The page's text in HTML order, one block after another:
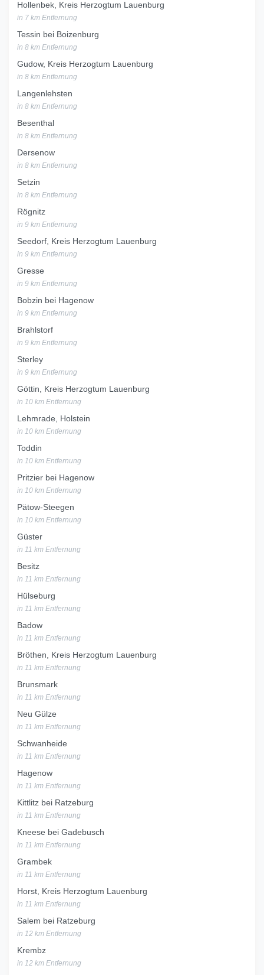
Hollenbek, Kreis Herzogtum Lauenburg
in 7 km Entfernung
Tessin bei Boizenburg
in 8 km Entfernung
Gudow, Kreis Herzogtum Lauenburg
in 8 km Entfernung
Langenlehsten
in 8 km Entfernung
Besenthal
in 8 km Entfernung
Dersenow
in 8 km Entfernung
Setzin
in 8 km Entfernung
Rögnitz
in 9 km Entfernung
Seedorf, Kreis Herzogtum Lauenburg
in 9 km Entfernung
Gresse
in 9 km Entfernung
Bobzin bei Hagenow
in 9 km Entfernung
Brahlstorf
in 9 km Entfernung
Sterley
in 9 km Entfernung
Göttin, Kreis Herzogtum Lauenburg
in 10 km Entfernung
Lehmrade, Holstein
in 10 km Entfernung
Toddin
in 10 km Entfernung
Pritzier bei Hagenow
in 10 km Entfernung
Pätow-Steegen
in 10 km Entfernung
Güster
in 11 km Entfernung
Besitz
in 11 km Entfernung
Hülseburg
in 11 km Entfernung
Badow
in 11 km Entfernung
Bröthen, Kreis Herzogtum Lauenburg
in 11 km Entfernung
Brunsmark
in 11 km Entfernung
Neu Gülze
in 11 km Entfernung
Schwanheide
in 11 km Entfernung
Hagenow
in 11 km Entfernung
Kittlitz bei Ratzeburg
in 11 km Entfernung
Kneese bei Gadebusch
in 11 km Entfernung
Grambek
in 11 km Entfernung
Horst, Kreis Herzogtum Lauenburg
in 11 km Entfernung
Salem bei Ratzeburg
in 12 km Entfernung
Krembz
in 12 km Entfernung